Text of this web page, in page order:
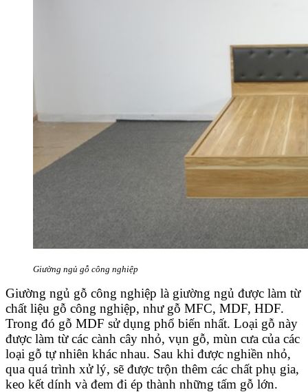
Giường ngủ gỗ công nghiệp
Giường ngủ gỗ công nghiệp là giường ngủ được làm từ
chất liệu gỗ công nghiệp, như gỗ MFC, MDF, HDF.
Trong đó gỗ MDF sử dụng phổ biến nhất. Loại gỗ này
được làm từ các cành cây nhỏ, vụn gỗ, mùn cưa của các
loại gỗ tự nhiên khác nhau. Sau khi được nghiền nhỏ,
qua quá trình xử lý, sẽ được trộn thêm các chất phụ gia,
keo kết dính và đem đi ép thành những tấm gỗ lớn.